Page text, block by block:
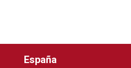
España